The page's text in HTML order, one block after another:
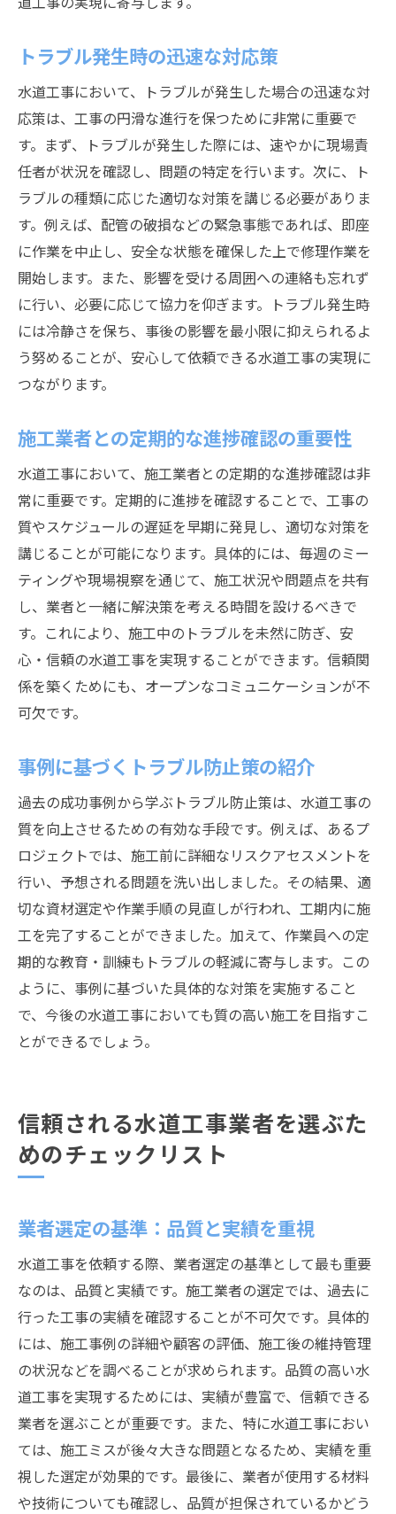
トラブル発生時の迅速な対応策
水道工事において、トラブルが発生した場合の迅速な対
応策は、工事の円滑な進行を保つために非常に重要で
す。まず、トラブルが発生した際には、速やかに現場責
任者が状況を確認し、問題の特定を行います。次に、ト
ラブルの種類に応じた適切な対策を講じる必要がありま
す。例えば、配管の破損などの緊急事態であれば、即座
に作業を中止し、安全な状態を確保した上で修理作業を
開始します。また、影響を受ける周囲への連絡も忘れず
に行い、必要に応じて協力を仰ぎます。トラブル発生時
には冷静さを保ち、事後の影響を最小限に抑えられるよ
う努めることが、安心して依頼できる水道工事の実現に
つながります。
施工業者との定期的な進捗確認の重要性
水道工事において、施工業者との定期的な進捗確認は非
常に重要です。定期的に進捗を確認することで、工事の
質やスケジュールの遅延を早期に発見し、適切な対策を
講じることが可能になります。具体的には、毎週のミー
ティングや現場視察を通じて、施工状況や問題点を共有
し、業者と一緒に解決策を考える時間を設けるべきで
す。これにより、施工中のトラブルを未然に防ぎ、安
心・信頼の水道工事を実現することができます。信頼関
係を築くためにも、オープンなコミュニケーションが不
可欠です。
事例に基づくトラブル防止策の紹介
過去の成功事例から学ぶトラブル防止策は、水道工事の
質を向上させるための有効な手段です。例えば、あるプ
ロジェクトでは、施工前に詳細なリスクアセスメントを
行い、予想される問題を洗い出しました。その結果、適
切な資材選定や作業手順の見直しが行われ、工期内に施
工を完了することができました。加えて、作業員への定
期的な教育・訓練もトラブルの軽減に寄与します。この
ように、事例に基づいた具体的な対策を実施すること
で、今後の水道工事においても質の高い施工を目指すこ
とができるでしょう。
信頼される水道工事業者を選ぶた
めのチェックリスト
業者選定の基準：品質と実績を重視
水道工事を依頼する際、業者選定の基準として最も重要
なのは、品質と実績です。施工業者の選定では、過去に
行った工事の実績を確認することが不可欠です。具体的
には、施工事例の詳細や顧客の評価、施工後の維持管理
の状況などを調べることが求められます。品質の高い水
道工事を実現するためには、実績が豊富で、信頼できる
業者を選ぶことが重要です。また、特に水道工事におい
ては、施工ミスが後々大きな問題となるため、実績を重
視した選定が効果的です。最後に、業者が使用する材料
や技術についても確認し、品質が担保されているかどう